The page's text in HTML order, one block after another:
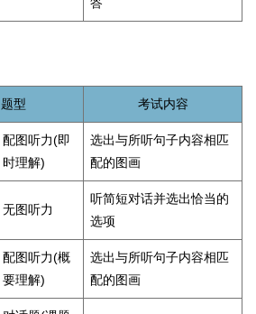
题型 考试内容
配图听力(即
时理解)
选出与所听句子内容相匹
配的图画
无图听力
听简短对话并选出恰当的
选项
配图听力(概
要理解)
选出与所听句子内容相匹
配的图画